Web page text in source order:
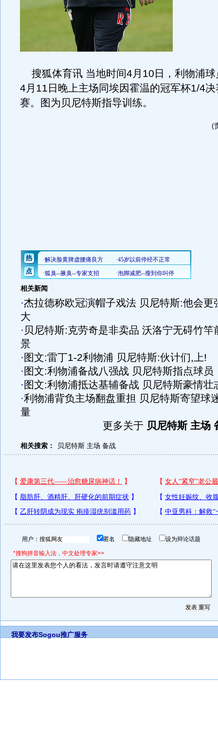
搜狐体育讯 当地时间4月10日，利物浦球
4月11日晚上主场同埃因霍温的冠军杯1/4
赛。图为贝尼特斯指导训练。
(
相关新闻
·杰拉德称欧冠演帽子戏法 贝尼特斯:他会更
大
· 贝尼特斯:克劳奇是非卖品 沃洛宁无碍竹竿
景
· 图文:雷丁1-2利物浦 贝尼特斯:伙计们,上!
· 图文:利物浦备战八强战 贝尼特斯指点球员
· 图文:利物浦抵达基辅备战 贝尼特斯豪情壮
·利物浦背负主场翻盘重担 贝尼特斯寄望球
量
更多关于 贝尼特斯 主场
相关搜索： 贝尼特斯 主场 备战
用户： 匿名 隐藏地址 设为辩论话题
*搜狗拼音输入法，中文处理专家>>
我要发布Sogou推广服务